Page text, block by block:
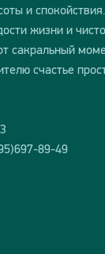
и
жизни и
сакральный
счастье
89-49